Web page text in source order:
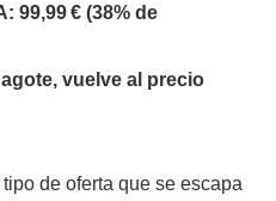
99,99 € (38% de
vuelve al precio
de oferta que se escapa